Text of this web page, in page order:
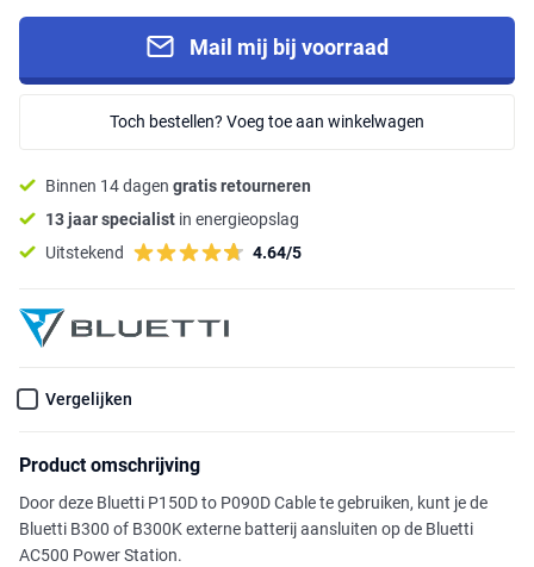
Mail mij bij voorraad
Toch bestellen? Voeg toe aan winkelwagen
Binnen 14 dagen gratis retourneren
13 jaar specialist in energieopslag
Uitstekend
4.64/5
Vergelijken
Product omschrijving
Door deze Bluetti P150D to P090D Cable te gebruiken, kunt je de
Bluetti B300 of B300K externe batterij aansluiten op de Bluetti
AC500 Power Station.